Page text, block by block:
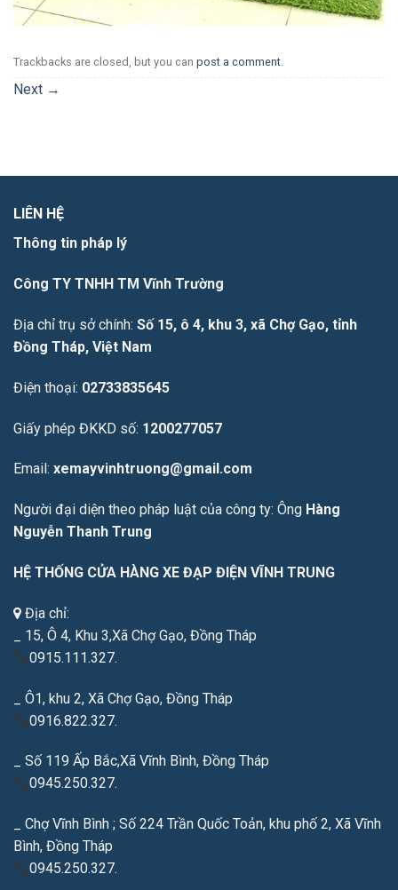
Trackbacks are closed, but you can post a comment
Next →
LIÊN HỆ
Thông tin pháp lý
Công TY TNHH TM Vĩnh Trường
Địa chỉ trụ sở chính: Số 15, ô 4, khu 3, xã Chợ Gạo, tỉnh
Đồng Tháp, Việt Nam
Điện thoại: 02733835645
Giấy phép ĐKKD số: 1200277057
Email: xemayvinhtruong@gmail.com
Người đại diện theo pháp luật của công ty: Ông Hàng
Nguyễn Thanh Trung
HỆ THỐNG CỬA HÀNG XE ĐẠP ĐIỆN VĨNH TRUNG
Địa chỉ:
_ 15, Ô 4, Khu 3,Xã Chợ Gạo, Đồng Tháp
0915.111.327.
_ Ô1, khu 2, Xã Chợ Gạo, Đồng Tháp
0916.822.327.
_ Số 119 Ấp Bắc,Xã Vĩnh Bình, Đồng Tháp
0945.250.327.
_ Chợ Vĩnh Bình ; Số 224 Trần Quốc Toản, khu phố 2, Xã Vĩnh
Bình, Đồng Tháp
0945.250.327.